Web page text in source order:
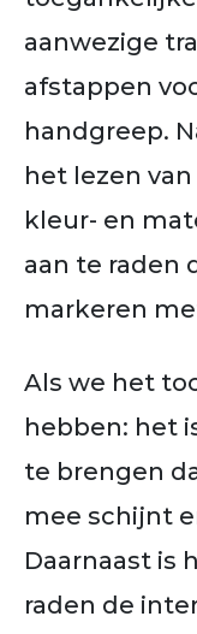
aanwezige
afstappen
handgreep.
het lezen
kleur- en
aan te raden
markeren
Als we het
hebben: het
te brengen
mee schijnt
Daarnaast is
raden de